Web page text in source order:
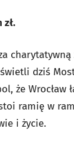
zł.
dziś
że Wrocław
ramię w
i życie.